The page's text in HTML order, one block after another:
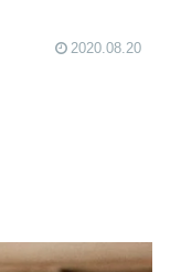
2020.08.20